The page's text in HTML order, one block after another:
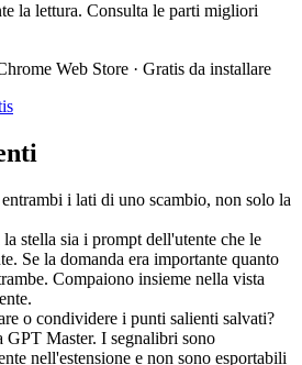
la lettura. Consulta le parti migliori
Web Store · Gratis da installare
i lati di uno scambio, non solo la
stella sia i prompt dell'utente che le
Se la domanda era importante quanto
Compaiono insieme nella vista
o condividere i punti salienti salvati?
GPT Master. I segnalibri sono
nell'estensione e non sono esportabili